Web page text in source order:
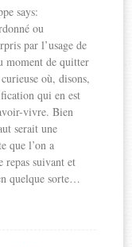
says:
ou
par l’usage de
moment de quitter
où, disons,
qui en est
vivre. Bien
serait une
que l’on a
suivant et
quelque sorte…